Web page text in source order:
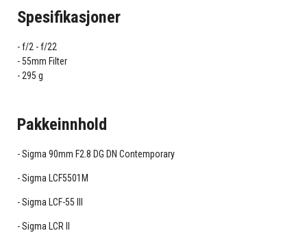
Spesifikasjoner
f/2 - f/22
55mm Filter
295 g
Pakkeinnhold
Sigma 90mm F2.8 DG DN Contemporary
Sigma LCF5501M
Sigma LCF-55 III
Sigma LCR II